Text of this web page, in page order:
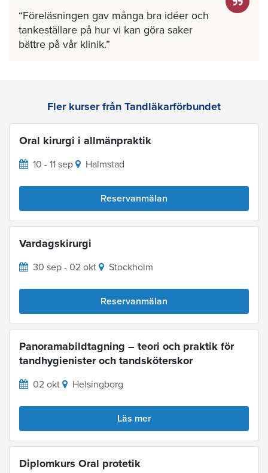
Föreläsningen gav många bra idéer och
tankeställare på hur vi kan göra saker
bättre på vår klinik.
Fler kurser från Tandläkarförbundet
Oral kirurgi i allmänpraktik
10 - 11 sep Halmstad
Reservanmälan
Vardagskirurgi
30 sep - 02 okt Stockholm
Reservanmälan
Panoramabildtagning – teori och praktik för
tandhygienister och tandsköterskor
02 okt Helsingborg
Läs mer
Diplomkurs Oral protetik